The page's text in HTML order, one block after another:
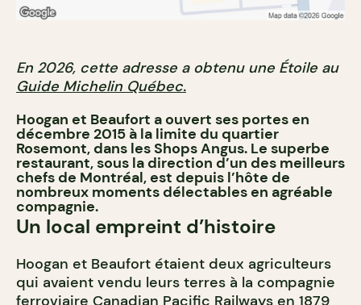
En 2026, cette adresse a obtenu une Étoile au
Guide Michelin Québec.
Hoogan et Beaufort a ouvert ses portes en
décembre 2015 à la limite du quartier
Rosemont, dans les Shops Angus. Le superbe
restaurant, sous la direction d’un des meilleurs
chefs de Montréal, est depuis l’hôte de
nombreux moments délectables en agréable
compagnie.
Un local empreint d’histoire
Hoogan et Beaufort étaient deux agriculteurs
qui avaient vendu leurs terres à la compagnie
ferroviaire Canadian Pacific Railways en 1879